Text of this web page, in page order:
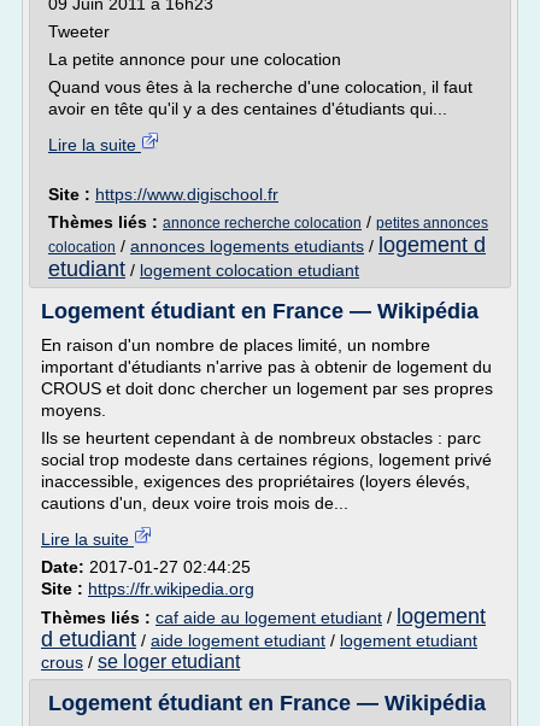
Tweeter
La petite annonce pour une colocation
Quand vous êtes à la recherche d'une colocation, il faut
avoir en tête qu'il y a des centaines d'étudiants qui...
Lire la suite
Site : https://www.digischool.fr
Thèmes liés : annonce recherche colocation / petites annonces
colocation / annonces logements etudiants / logement d
etudiant / logement colocation etudiant
Logement étudiant en France — Wikipédia
En raison d'un nombre de places limité, un nombre
important d'étudiants n'arrive pas à obtenir de logement du
CROUS et doit donc chercher un logement par ses propres
moyens.
Ils se heurtent cependant à de nombreux obstacles : parc
social trop modeste dans certaines régions, logement privé
inaccessible, exigences des propriétaires (loyers élevés,
cautions d'un, deux voire trois mois de...
Lire la suite
Date: 2017-01-27 02:44:25
Site : https://fr.wikipedia.org
Thèmes liés : caf aide au logement etudiant / logement
d etudiant / aide logement etudiant / logement etudiant
crous / se loger etudiant
Logement étudiant en France — Wikipédia